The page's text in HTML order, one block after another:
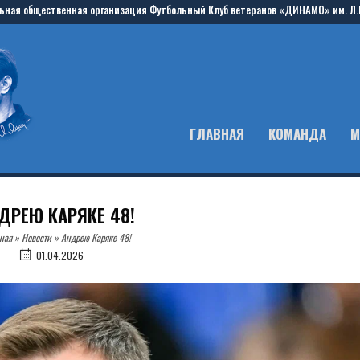
общественная организация Футбольный Клуб ветеранов «ДИНАМО» им.
ГЛАВНАЯ КОМАНДА
КАРЯКЕ 48!
» Новости» Андрею Каряке 48!
01.04.2026